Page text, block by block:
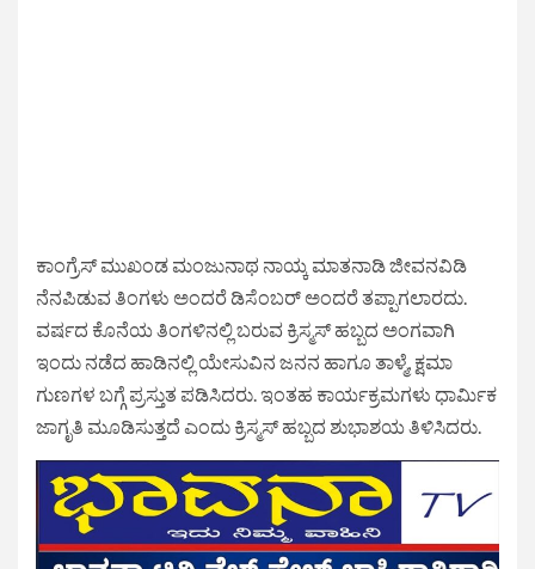
ಕಾಂಗ್ರೆಸ್ ಮುಖಂಡ ಮಂಜುನಾಥ ನಾಯ್ಕ ಮಾತನಾಡಿ ಜೀವನವಿಡಿ
ನೆನಪಿಡುವ ತಿಂಗಳು ಅಂದರೆ ಡಿಸೆಂಬರ್ ಅಂದರೆ ತಪ್ಪಾಗಲಾರದು.‌
ವರ್ಷದ ಕೊನೆಯ ತಿಂಗಳಿನಲ್ಲಿ ಬರುವ ಕ್ರಿಸ್ಮಸ್ ಹಬ್ಬದ ಅಂಗವಾಗಿ
ಇಂದು ನಡೆದ ಹಾಡಿನಲ್ಲಿ ಯೇಸುವಿನ ಜನನ ಹಾಗೂ ತಾಳ್ಮೆ, ಕ್ಷಮಾ
ಗುಣಗಳ ಬಗ್ಗೆ ಪ್ರಸ್ತುತ ಪಡಿಸಿದರು. ಇಂತಹ ಕಾರ್ಯಕ್ರಮಗಳು ಧಾರ್ಮಿಕ
ಜಾಗೃತಿ ಮೂಡಿಸುತ್ತದೆ ಎಂದು ಕ್ರಿಸ್ಮಸ್ ಹಬ್ಬದ ಶುಭಾಶಯ ತಿಳಿಸಿದರು.